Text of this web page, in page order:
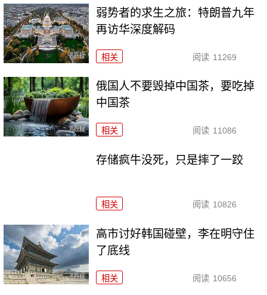
弱势者的求生之旅：特朗普九年
再访华深度解码
相关 阅读 11269
俄国人不要毁掉中国茶，要吃掉
中国茶
相关 阅读 11086
存储疯牛没死，只是摔了一跤
相关 阅读 10826
高市讨好韩国碰壁，李在明守住
了底线
相关 阅读 10656